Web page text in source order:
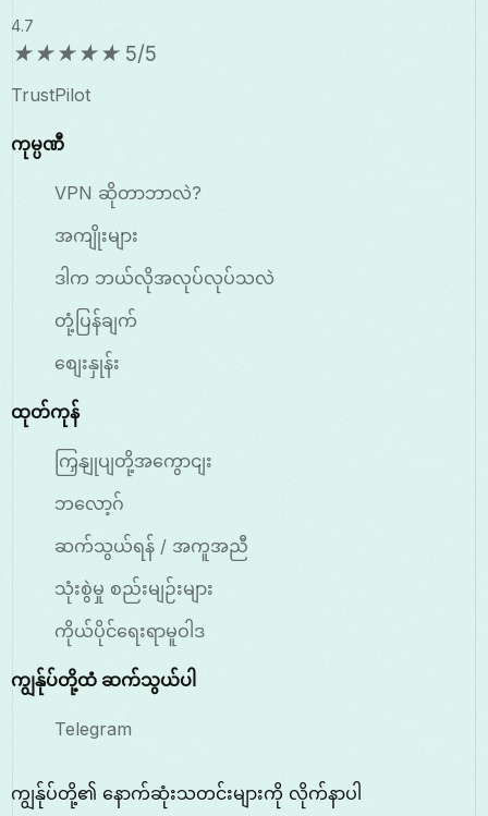
4.7
★★★★★ 5/5
TrustPilot
ကုမ္ပဏီ
VPN ဆိုတာဘာလဲ?
အကျိုးများ
ဒါက ဘယ်လိုအလုပ်လုပ်သလဲ
တုံ့ပြန်ချက်
စျေးနှုန်း
ထုတ်ကုန်
ကြှနျုပျတို့အကွောငျး
ဘလော့ဂ်
ဆက်သွယ်ရန် / အကူအညီ
သုံးစွဲမှု စည်းမျဉ်းများ
ကိုယ်ပိုင်ရေးရာမူဝါဒ
ကျွန်ုပ်တို့ထံ ဆက်သွယ်ပါ
Telegram
ကျွန်ုပ်တို့၏ နောက်ဆုံးသတင်းများကို လိုက်နာပါ